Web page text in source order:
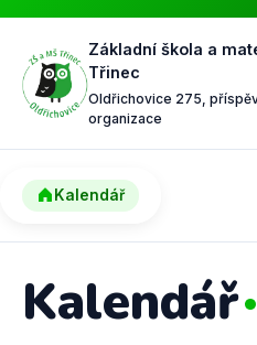
Základní škola a
Třinec
Oldřichovice 275,
organizace
Kalendář
Kalendář